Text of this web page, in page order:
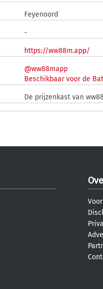
Feyenoord
-
https://ww88m.app/
@ww88mapp
Beschikbaar voor de
De prijzenkast van